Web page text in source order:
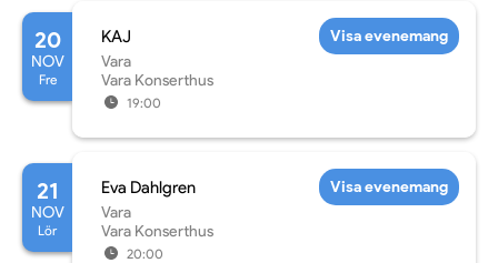
20
NOV
Fre
KAJ
Vara
Vara Konserthus
19:00
Visa evenemang
21
NOV
Lör
Eva Dahlgren
Vara
Vara Konserthus
20:00
Visa evenemang